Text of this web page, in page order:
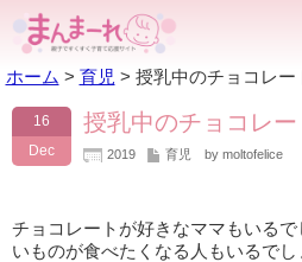
ホーム > 育児 > 授乳中のチョコレー
16
Dec
授乳中のチョコレ
2019 育児 by moltofelice
チョコレートが好きなママもいる
いものが食べたくなる人もいるで